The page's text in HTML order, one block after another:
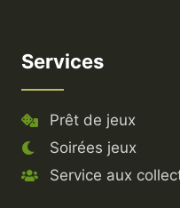
Services
Prêt de jeux
Soirées jeux
Service aux